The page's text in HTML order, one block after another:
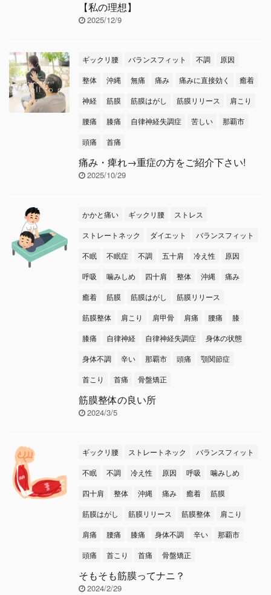
【私の理想】
2025/12/9
ギックリ腰 バランスフィット 不調
原因
整体
沖縄 無痛 痛み 痛みに直接効く
癒着
神経
筋膜 筋膜はがし 筋膜リリース
肩こり
腰痛
膝痛 自律神経失調症 苦しい
那覇市
頭痛
首痛
痛み・痺れ→重症の方をご紹介下さい!
2025/10/29
かかと痛い ギックリ腰
ストレス
ストレートネック
ダイエット
バランスフィット
不眠
不眠症 不調 五十肩 冷え性
原因
呼吸
噛みしめ 四十肩 整体 沖縄
痛み
癒着
筋膜 筋膜はがし
筋膜リリース
筋膜整体
肩こり 肩甲骨 肩痛 腰痛
膝
膝痛
自律神経 自律神経失調症
身体の状態
身体不調
辛い 那覇市 頭痛
顎関節症
首こり
首痛 骨盤矯正
筋膜整体の良い所
2024/3/5
ギックリ腰 ストレートネック
バランスフィット
不眠
不調 冷え性 原因 呼吸
噛みしめ
四十肩
整体 沖縄 痛み 癒着
筋膜
筋膜はがし
筋膜リリース 筋膜整体
肩こり
肩痛
腰痛 膝痛 身体不調 辛い
那覇市
頭痛
首こり 首痛 骨盤矯正
そもそも筋膜ってナニ？
2024/2/29